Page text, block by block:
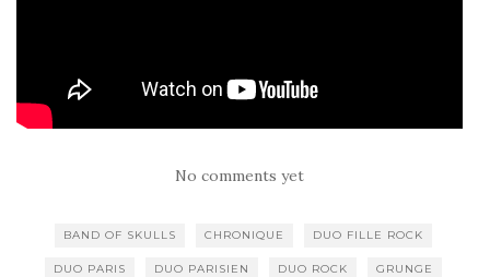
No comments yet
BAND OF SKULLS CHRONIQUE DUO FILLE ROCK
DUO PARIS DUO PARISIEN DUO ROCK GRUNGE